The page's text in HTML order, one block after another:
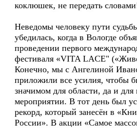
коклюшек, не передать
Неведомы человеку пути
убедилась, когда в Вологде
проведении первого
фестиваля «VITA LACE"
Конечно, мы с Ангелиной
приложили все усилия, чтобы
значимом для области, да и для
мероприятии. В тот день был
рекорд, который занесён в
России». В акции «Самое